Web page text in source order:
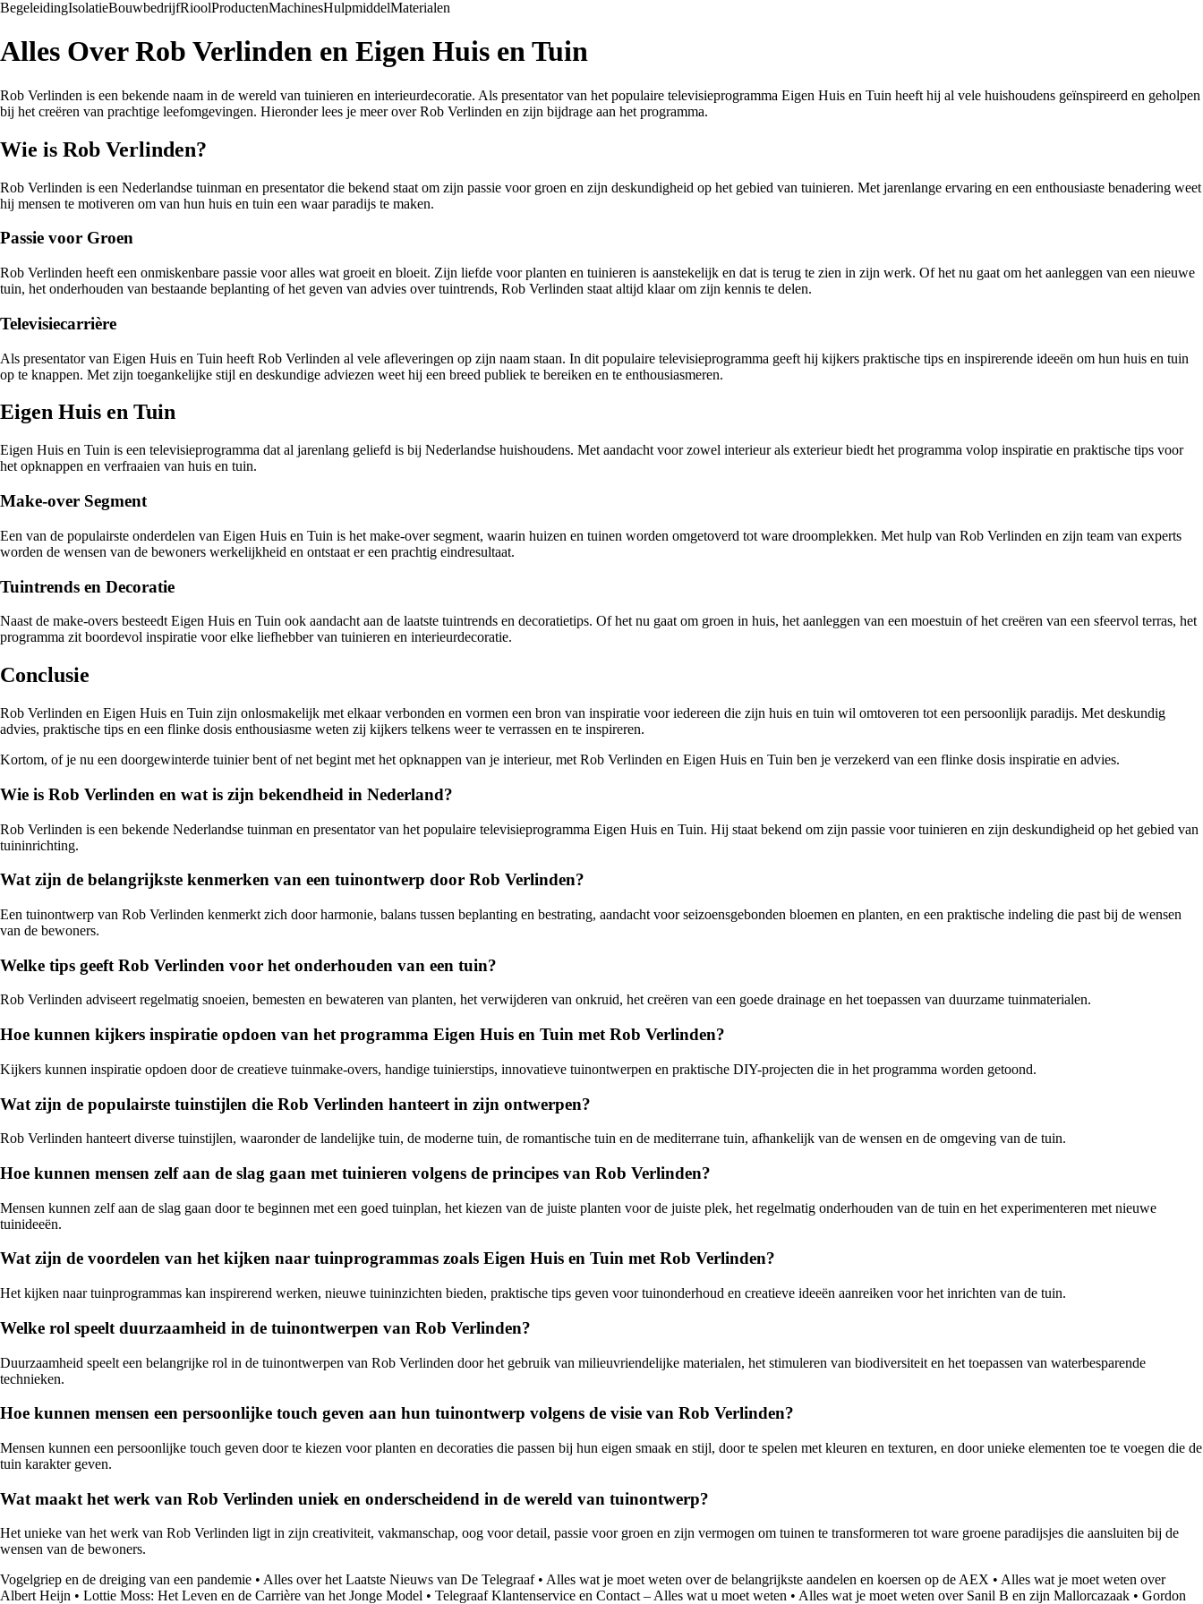
BegeleidingIsolatieBouwbedrijfRioolProductenMachinesHulpmiddelMaterialen
Alles Over Rob Verlinden en Eigen Huis en Tuin
Rob Verlinden is een bekende naam in de wereld van tuinieren en interieurdecoratie. Als presentator van het populaire televisieprogramma Eigen Huis en Tuin heeft hij al vele huishoudens geïnspireerd en geholpen
bij het creëren van prachtige leefomgevingen. Hieronder lees je meer over Rob Verlinden en zijn bijdrage aan het programma.
Wie is Rob Verlinden?
Rob Verlinden is een Nederlandse tuinman en presentator die bekend staat om zijn passie voor groen en zijn deskundigheid op het gebied van tuinieren. Met jarenlange ervaring en een enthousiaste benadering weet
hij mensen te motiveren om van hun huis en tuin een waar paradijs te maken.
Passie voor Groen
Rob Verlinden heeft een onmiskenbare passie voor alles wat groeit en bloeit. Zijn liefde voor planten en tuinieren is aanstekelijk en dat is terug te zien in zijn werk. Of het nu gaat om het aanleggen van een nieuwe
tuin, het onderhouden van bestaande beplanting of het geven van advies over tuintrends, Rob Verlinden staat altijd klaar om zijn kennis te delen.
Televisiecarrière
Als presentator van Eigen Huis en Tuin heeft Rob Verlinden al vele afleveringen op zijn naam staan. In dit populaire televisieprogramma geeft hij kijkers praktische tips en inspirerende ideeën om hun huis en tuin
op te knappen. Met zijn toegankelijke stijl en deskundige adviezen weet hij een breed publiek te bereiken en te enthousiasmeren.
Eigen Huis en Tuin
Eigen Huis en Tuin is een televisieprogramma dat al jarenlang geliefd is bij Nederlandse huishoudens. Met aandacht voor zowel interieur als exterieur biedt het programma volop inspiratie en praktische tips voor
het opknappen en verfraaien van huis en tuin.
Make-over Segment
Een van de populairste onderdelen van Eigen Huis en Tuin is het make-over segment, waarin huizen en tuinen worden omgetoverd tot ware droomplekken. Met hulp van Rob Verlinden en zijn team van experts
worden de wensen van de bewoners werkelijkheid en ontstaat er een prachtig eindresultaat.
Tuintrends en Decoratie
Naast de make-overs besteedt Eigen Huis en Tuin ook aandacht aan de laatste tuintrends en decoratietips. Of het nu gaat om groen in huis, het aanleggen van een moestuin of het creëren van een sfeervol terras, het
programma zit boordevol inspiratie voor elke liefhebber van tuinieren en interieurdecoratie.
Conclusie
Rob Verlinden en Eigen Huis en Tuin zijn onlosmakelijk met elkaar verbonden en vormen een bron van inspiratie voor iedereen die zijn huis en tuin wil omtoveren tot een persoonlijk paradijs. Met deskundig
advies, praktische tips en een flinke dosis enthousiasme weten zij kijkers telkens weer te verrassen en te inspireren.
Kortom, of je nu een doorgewinterde tuinier bent of net begint met het opknappen van je interieur, met Rob Verlinden en Eigen Huis en Tuin ben je verzekerd van een flinke dosis inspiratie en advies.
Wie is Rob Verlinden en wat is zijn bekendheid in Nederland?
Rob Verlinden is een bekende Nederlandse tuinman en presentator van het populaire televisieprogramma Eigen Huis en Tuin. Hij staat bekend om zijn passie voor tuinieren en zijn deskundigheid op het gebied van
tuininrichting.
Wat zijn de belangrijkste kenmerken van een tuinontwerp door Rob Verlinden?
Een tuinontwerp van Rob Verlinden kenmerkt zich door harmonie, balans tussen beplanting en bestrating, aandacht voor seizoensgebonden bloemen en planten, en een praktische indeling die past bij de wensen
van de bewoners.
Welke tips geeft Rob Verlinden voor het onderhouden van een tuin?
Rob Verlinden adviseert regelmatig snoeien, bemesten en bewateren van planten, het verwijderen van onkruid, het creëren van een goede drainage en het toepassen van duurzame tuinmaterialen.
Hoe kunnen kijkers inspiratie opdoen van het programma Eigen Huis en Tuin met Rob Verlinden?
Kijkers kunnen inspiratie opdoen door de creatieve tuinmake-overs, handige tuinierstips, innovatieve tuinontwerpen en praktische DIY-projecten die in het programma worden getoond.
Wat zijn de populairste tuinstijlen die Rob Verlinden hanteert in zijn ontwerpen?
Rob Verlinden hanteert diverse tuinstijlen, waaronder de landelijke tuin, de moderne tuin, de romantische tuin en de mediterrane tuin, afhankelijk van de wensen en de omgeving van de tuin.
Hoe kunnen mensen zelf aan de slag gaan met tuinieren volgens de principes van Rob Verlinden?
Mensen kunnen zelf aan de slag gaan door te beginnen met een goed tuinplan, het kiezen van de juiste planten voor de juiste plek, het regelmatig onderhouden van de tuin en het experimenteren met nieuwe
tuinideeën.
Wat zijn de voordelen van het kijken naar tuinprogrammas zoals Eigen Huis en Tuin met Rob Verlinden?
Het kijken naar tuinprogrammas kan inspirerend werken, nieuwe tuininzichten bieden, praktische tips geven voor tuinonderhoud en creatieve ideeën aanreiken voor het inrichten van de tuin.
Welke rol speelt duurzaamheid in de tuinontwerpen van Rob Verlinden?
Duurzaamheid speelt een belangrijke rol in de tuinontwerpen van Rob Verlinden door het gebruik van milieuvriendelijke materialen, het stimuleren van biodiversiteit en het toepassen van waterbesparende
technieken.
Hoe kunnen mensen een persoonlijke touch geven aan hun tuinontwerp volgens de visie van Rob Verlinden?
Mensen kunnen een persoonlijke touch geven door te kiezen voor planten en decoraties die passen bij hun eigen smaak en stijl, door te spelen met kleuren en texturen, en door unieke elementen toe te voegen die de
tuin karakter geven.
Wat maakt het werk van Rob Verlinden uniek en onderscheidend in de wereld van tuinontwerp?
Het unieke van het werk van Rob Verlinden ligt in zijn creativiteit, vakmanschap, oog voor detail, passie voor groen en zijn vermogen om tuinen te transformeren tot ware groene paradijsjes die aansluiten bij de
wensen van de bewoners.
Vogelgriep en de dreiging van een pandemie • Alles over het Laatste Nieuws van De Telegraaf• Alles wat je moet weten over de belangrijkste aandelen en koersen op de AEX • Alles wat je moet weten over
Albert Heijn • Lottie Moss: Het Leven en de Carrière van het Jonge Model • Telegraaf Klantenservice en Contact – Alles wat u moet weten • Alles wat je moet weten over Sanil B en zijn Mallorcazaak • Gordon